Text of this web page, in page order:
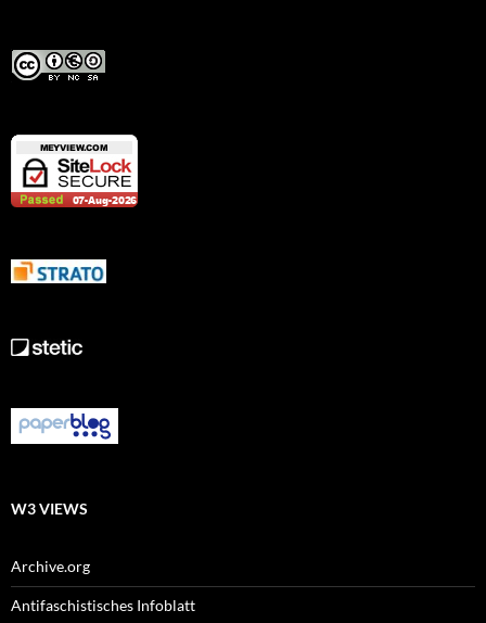
W3 VIEWS
Archive.org
Antifaschistisches Infoblatt